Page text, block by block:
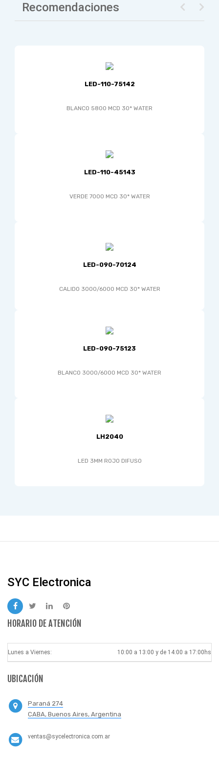
Recomendaciones
LED-110-75142
BLANCO 5800 MCD 30* WATER
LED-110-45143
VERDE 7000 MCD 30* WATER
LED-090-70124
CALIDO 3000/6000 MCD 30* WATER
LED-090-75123
BLANCO 3000/6000 MCD 30* WATER
LH2040
LED 3MM ROJO DIFUSO
SYC Electronica
HORARIO DE ATENCIÓN
Lunes a Viernes: 10:00 a 13:00 y de 14:00 a 17:00hs
UBICACIÓN
Paraná 274
CABA, Buenos Aires, Argentina
ventas@sycelectronica.com.ar